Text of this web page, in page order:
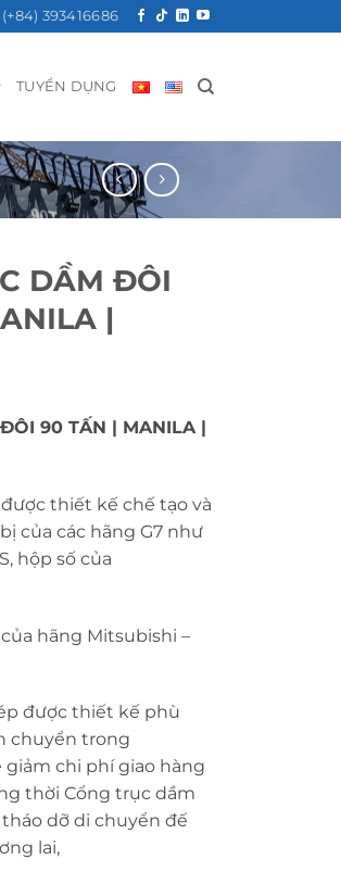
(+84) 393416686
TUYỂN DỤNG
DẦM ĐÔI
|
90 TẤN | MANILA |
thiết kế chế tạo và
của các hãng G7 như
hộp số của
hãng Mitsubishi –
được thiết kế phù
chuyển trong
giảm chi phí giao hàng
thời Cổng trục dầm
dỡ di chuyển đế
lai,